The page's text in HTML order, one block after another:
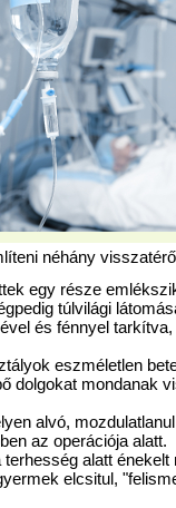
néhány
egy része
túlvilági
és fénnyel
eszméletlen
dolgokat mondanak
alvó,
az operációja alatt.
terhesség alatt
elcsitul,